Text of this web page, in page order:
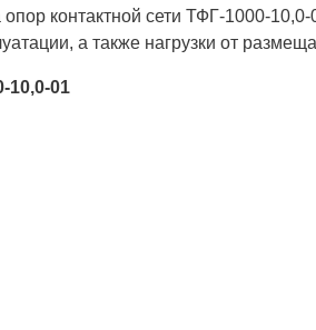
контактной сети ТФГ-1000-
а также нагрузки от
10,0-01